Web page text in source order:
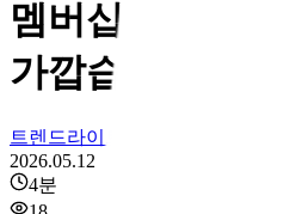
멤버십 적립, 사
가깝습니다
트렌드라이트
2026.05.12
4분